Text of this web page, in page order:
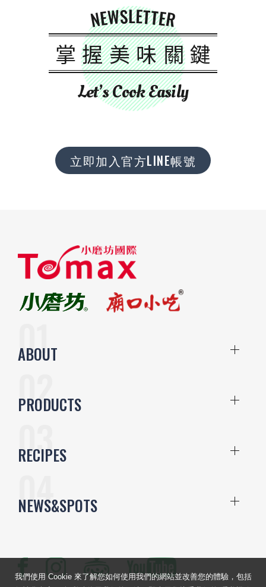
NEWSLETTER
掌握美味關鍵
Let’s Cook Easily
立即加入官方LINE帳號
ABOUT
PRODUCTS
RECIPES
NEWS&SPOTS
我們使用 Cookie 來了解您如何使用我們的網站並改善您的體驗，包括